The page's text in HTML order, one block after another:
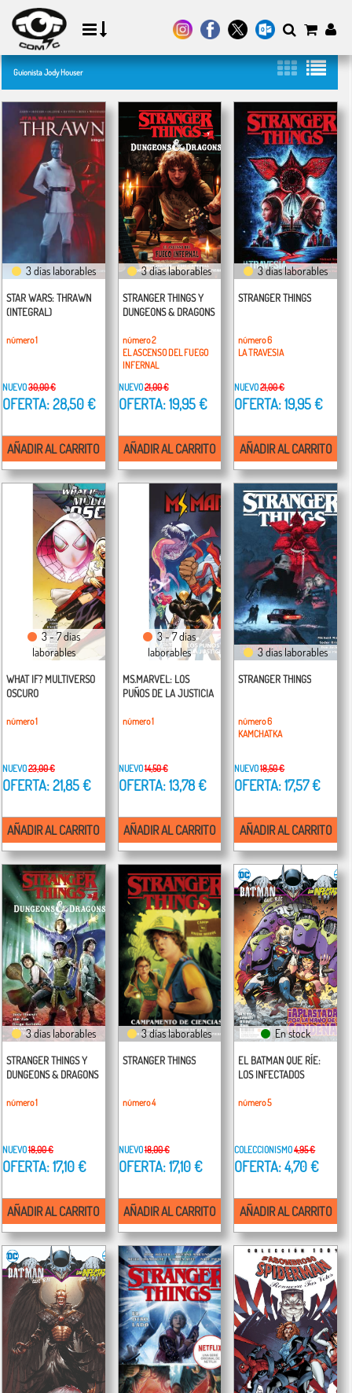
Guionista Jody Houser
3 días laborables
STAR WARS: THRAWN
(INTEGRAL)
número 1
NUEVO30,00 €
OFERTA: 28,50 €
AÑADIR AL CARRITO
3 días laborables
STRANGER THINGS Y
DUNGEONS & DRAGONS
número 2
EL ASCENSO DEL FUEGO
INFERNAL
NUEVO21,00 €
OFERTA: 19,95 €
AÑADIR AL CARRITO
3 días laborables
STRANGER THINGS
número 6
LA TRAVESIA
NUEVO21,00 €
OFERTA: 19,95 €
AÑADIR AL CARRITO
3 - 7 días
laborables
WHAT IF? MULTIVERSO
OSCURO
número 1
NUEVO23,00 €
OFERTA: 21,85 €
AÑADIR AL CARRITO
3 - 7 días
laborables
MS.MARVEL: LOS
PUÑOS DE LA JUSTICIA
número 1
NUEVO14,50 €
OFERTA: 13,78 €
AÑADIR AL CARRITO
3 días laborables
STRANGER THINGS
número 6
KAMCHATKA
NUEVO18,50 €
OFERTA: 17,57 €
AÑADIR AL CARRITO
3 días laborables
STRANGER THINGS Y
DUNGEONS & DRAGONS
número 1
NUEVO18,00 €
OFERTA: 17,10 €
AÑADIR AL CARRITO
3 días laborables
STRANGER THINGS
número 4
NUEVO18,00 €
OFERTA: 17,10 €
AÑADIR AL CARRITO
En stock
EL BATMAN QUE RÍE:
LOS INFECTADOS
número 5
COLECCIONISMO4,95 €
OFERTA: 4,70 €
AÑADIR AL CARRITO